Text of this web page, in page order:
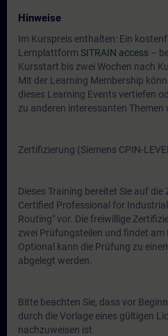
Hinweise
Im Kurspreis enthalten: Ein
Lernplattform SITRAIN access –
Kursstart bis zwei Wochen nach
Mit der Learning Membership
dieses Learning Events vertiefen
zu anderen interessanten Themen
Zertifizierung (Siemens CPIN-
Dieses Training bereitet Sie auf die
Certified Professional for
Routing" vor. Die freiwillige
zwei Prüfungsteilen und findet am
Optional kann die Prüfung zu
abgelegt werden.
Bitte beachten Sie, dass vor
durch die Vorlage eines gültigen
nachzuweisen ist.